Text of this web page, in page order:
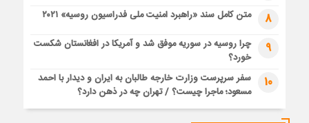
8 متن کامل سند «راهبرد امنیت ملی فدراسیون روسیه» ۲۰۲۱
9
چرا روسیه در سوریه موفق شد و آمریکا در افغانستان شکست
خورد؟
10
سفر سرپرست وزارت خارجه طالبان به ایران و دیدار با احمد
مسعود؛ ماجرا چیست؟ / تهران چه در ذهن دارد؟